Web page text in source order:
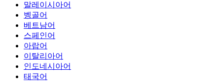
말레이시아어
벵골어
베트남어
스페인어
아랍어
이탈리아어
인도네시아어
태국어